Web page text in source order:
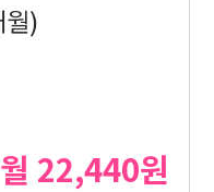
)
월 22,440원